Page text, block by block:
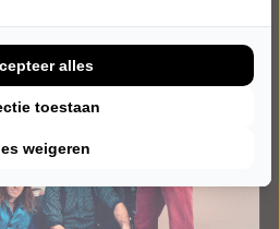
weigeren
toestaan
alles